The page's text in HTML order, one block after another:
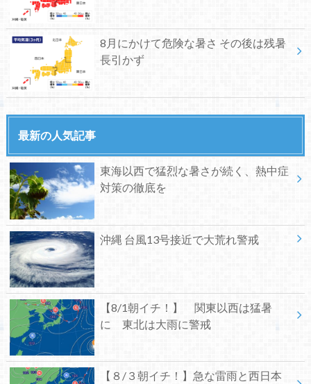
8月にかけて危険な暑さ その後は残暑
長引かず
最新の人気記事
東海以西で猛烈な暑さが続く、熱中症
対策の徹底を
沖縄 台風13号接近で大荒れ警戒
【8/1朝イチ！】 関東以西は猛暑
に 東北は大雨に警戒
【８/３朝イチ！】急な雷雨と西日本